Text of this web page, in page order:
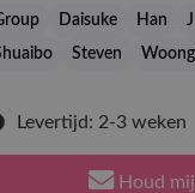
Daisuke Han
Steven
Levertijd: 2-3 weken
Houd mij